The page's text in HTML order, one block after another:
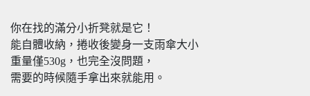
你在找的滿分小折凳就是它！
能自體收納，捲收後變身一支雨傘大小
重量僅530g，也完全沒問題，
需要的時候隨手拿出來就能用。